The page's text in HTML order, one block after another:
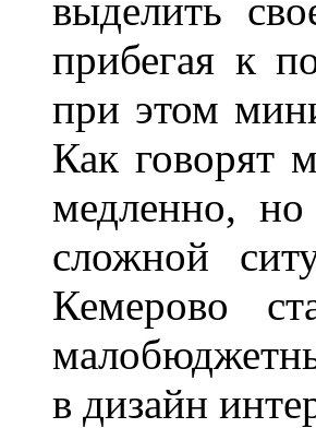
выделить
прибегая к
при этом
Как говорят
медленно,
сложной
Кемерово
в дизайн